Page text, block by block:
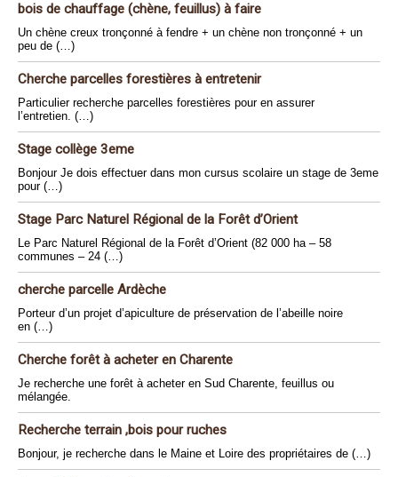
bois de chauffage (chène, feuillus) à faire
Un chène creux tronçonné à fendre + un chène non tronçonné + un
peu de (…)
Cherche parcelles forestières à entretenir
Particulier recherche parcelles forestières pour en assurer
l’entretien. (…)
Stage collège 3eme
Bonjour Je dois effectuer dans mon cursus scolaire un stage de 3eme
pour (…)
Stage Parc Naturel Régional de la Forêt d’Orient
Le Parc Naturel Régional de la Forêt d’Orient (82 000 ha – 58
communes – 24 (…)
cherche parcelle Ardèche
Porteur d’un projet d’apiculture de préservation de l’abeille noire
en (…)
Cherche forêt à acheter en Charente
Je recherche une forêt à acheter en Sud Charente, feuillus ou
mélangée.
Recherche terrain ,bois pour ruches
Bonjour, je recherche dans le Maine et Loire des propriétaires de (…)